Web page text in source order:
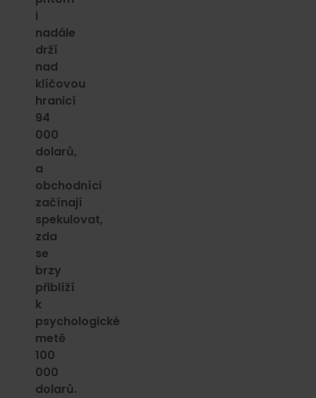
i
nadále
drží
nad
klíčovou
hranicí
94
000
dolarů,
a
obchodníci
začínají
spekulovat,
zda
se
brzy
přiblíží
k
psychologické
metě
100
000
dolarů.